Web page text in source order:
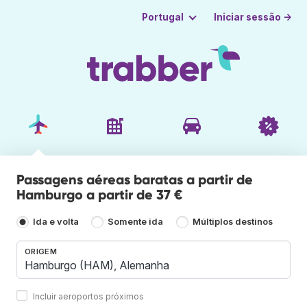
Portugal Iniciar sessão →
Passagens aéreas baratas a partir de
Hamburgo a partir de 37 €
Ida e volta Somente ida Múltiplos destinos
ORIGEM
Incluir aeroportos próximos